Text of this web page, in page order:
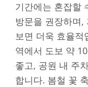
기간에는 혼잡할
방문을 권장하며,
보면 더욱 효율적
역에서 도보 약
좋고, 공원 내 주
합니다. 봄철 꽃